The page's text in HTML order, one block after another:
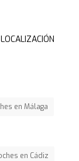
en Málaga
en Cádiz